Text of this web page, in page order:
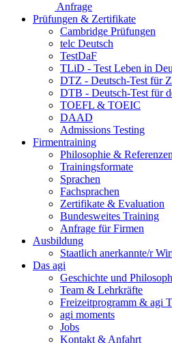
Anfrage
Prüfungen & Zertifikate
Cambridge Prüfungen
telc Deutsch
TestDaF
TLiD - Test Leben in
DTZ - Deutsch-Test für
DTB - Deutsch-Test für
TOEFL & TOEIC
DAAD
Admissions Testing
Firmentraining
Philosophie & Referenzen
Trainingsformate
Sprachen
Fachsprachen
Zertifikate & Evaluation
Bundesweites Training
Anfrage für Firmen
Ausbildung
Staatlich anerkannte/r
Das agi
Geschichte und
Team & Lehrkräfte
Freizeitprogramm & agi
agi moments
Jobs
Kontakt & Anfahrt